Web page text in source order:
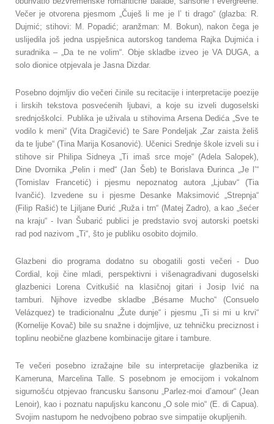
Večer je otvorena pjesmom „Čuješ li me je l’ ti drago“ (glazba: R.
Dujmić; stihovi: M. Popadić; aranžman: M. Bokun), nakon čega je
uslijedila još jedna uspješnica autorskog tandema Rajka Dujmića i
suradnika – „Da te ne volim“. Obje skladbe izveo je VA DUGA, a
solo dionice otpjevala je Jasna Dizdar.
Posebno dojmljiv dio večeri činile su recitacije i interpretacije poezije
i lirskih tekstova posvećenih ljubavi, a koje su izveli dugoselski
srednjoškolci. Publika je uživala u stihovima Arsena Dedića „Sve te
vodilo k meni“ (Vita Dragičević) te Sare Pondeljak „Zar zaista želiš
da te ljube“ (Tina Marija Kosanović). Učenici Srednje škole izveli su i
stihove sir Philipa Sidneya „Ti imaš srce moje“ (Adela Salopek),
Dine Dvornika „Pelin i med“ (Jan Šeb) te Borislava Đurinca „Je l’“
(Tomislav Francetić) i pjesmu nepoznatog autora „Ljubav“ (Tia
Ivančić). Izvedene su i pjesme Desanke Maksimović „Strepnja“
(Filip Rašić) te Ljiljane Đurić „Ruža i trn“ (Matej Zadro), a kao „šećer
na kraju“ - Ivan Šubarić publici je predstavio svoj autorski poetski
rad pod nazivom „Ti“, što je publiku osobito dojmilo.
Glazbeni dio programa dodatno su obogatili gosti večeri - Duo
Cordial, koji čine mladi, perspektivni i višenagrađivani dugoselski
glazbenici Lorena Cvitkušić na klasičnoj gitari i Josip Ivić na
tamburi. Njihove izvedbe skladbe „Bésame Mucho“ (Consuelo
Velázquez) te tradicionalnu „Žute dunje“ i pjesmu „Ti si mi u krvi“
(Kornelije Kovač) bile su snažne i dojmljive, uz tehničku preciznost i
toplinu neobične glazbene kombinacije gitare i tambure.
Te večeri posebno izražajne bile su interpretacije glazbenika iz
Kameruna, Marcelina Talle. S posebnom je emocijom i vokalnom
sigurnošću otpjevao francusku šansonu „Parlez-moi d’amour“ (Jean
Lenoir), kao i poznatu napuljsku kanconu „O sole mio“ (E. di Capua).
Svojim nastupom he nedvojbeno pobrao sve simpatije okupljenih.